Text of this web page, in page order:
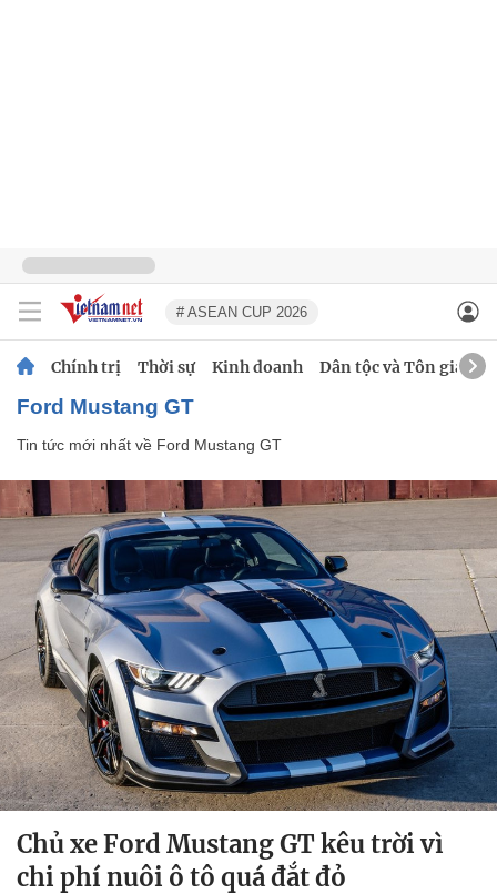
# ASEAN CUP 2026
Chính trị Thời sự Kinh doanh Dân tộc và Tôn giáo
Ford Mustang GT
Tin tức mới nhất về Ford Mustang GT
Chủ xe Ford Mustang GT kêu trời vì
chi phí nuôi ô tô quá đắt đỏ